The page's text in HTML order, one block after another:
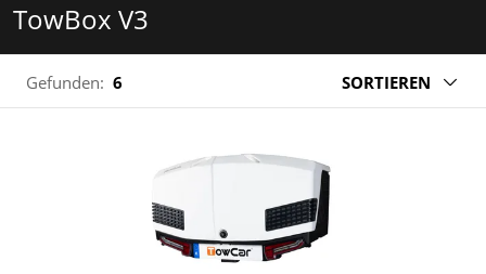
TowBox V3
Gefunden: 6 SORTIEREN